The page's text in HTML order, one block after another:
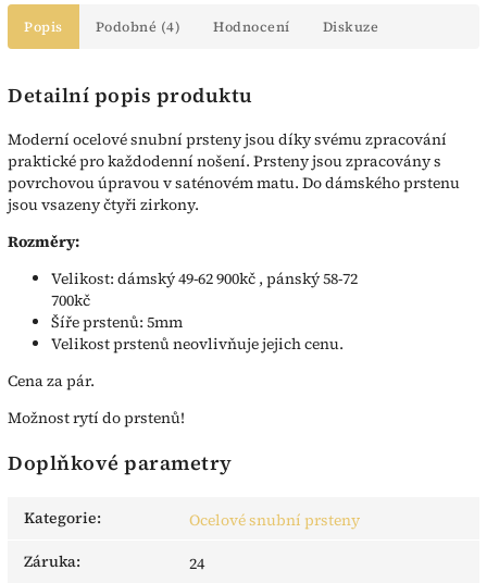
Popis Podobné (4) Hodnocení Diskuze
Detailní popis produktu
Moderní ocelové snubní prsteny jsou díky svému zpracování
praktické pro každodenní nošení. Prsteny jsou zpracovány s
povrchovou úpravou v saténovém matu. Do dámského prstenu
jsou vsazeny čtyři zirkony.
Rozměry:
Velikost: dámský 49-62 900kč , pánský 58-72
700kč
Šíře prstenů: 5mm
Velikost prstenů neovlivňuje jejich cenu.
Cena za pár.
Možnost rytí do prstenů!
Doplňkové parametry
Kategorie:
Ocelové snubní prsteny
Záruka: 24